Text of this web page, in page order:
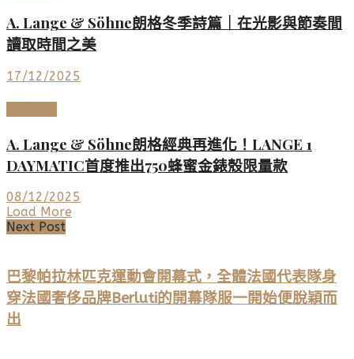
A. Lange & Söhne朗格冬季詩篇｜在光影與節奏間
讀取時間之美
17/12/2025
A. Lange & Söhne朗格經典再進化！LANGE 1
DAYMATIC首度推出750蜂蜜金錶殼限量款
08/12/2025
Load More
Next Post
巴黎帕拉林匹克運動會開幕式，全體法國代表隊身
穿法國奢侈品牌Berluti的開幕隊服一開始便脫穎而
出